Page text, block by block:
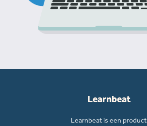
Learnbeat
Learnbeat is een product